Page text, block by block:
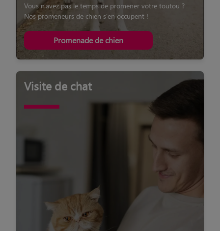
Vous n'avez pas le temps de promener votre toutou ?
Nos promeneurs de chien s'en occupent !
Promenade de chien
Visite de chat